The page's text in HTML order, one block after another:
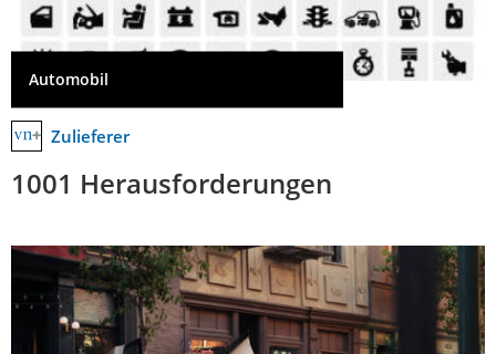
Automobil
Zulieferer
1001 Herausforderungen